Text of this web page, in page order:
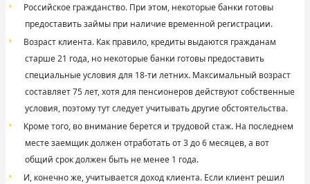
Российское гражданство. При этом, некоторые банки готовы
предоставить займы при наличие временной регистрации.
Возраст клиента. Как правило, кредиты выдаются гражданам
старше 21 года, но некоторые банки готовы предоставить
специальные условия для 18-ти летних. Максимальный возраст
составляет 75 лет, хотя для пенсионеров действуют собственные
условия, поэтому тут следует учитывать другие обстоятельства.
Кроме того, во внимание берется и трудовой стаж. На последнем
месте заемщик должен отработать от 3 до 6 месяцев, а вот
общий срок должен быть не менее 1 года.
И, конечно же, учитывается доход клиента. Если клиент решил